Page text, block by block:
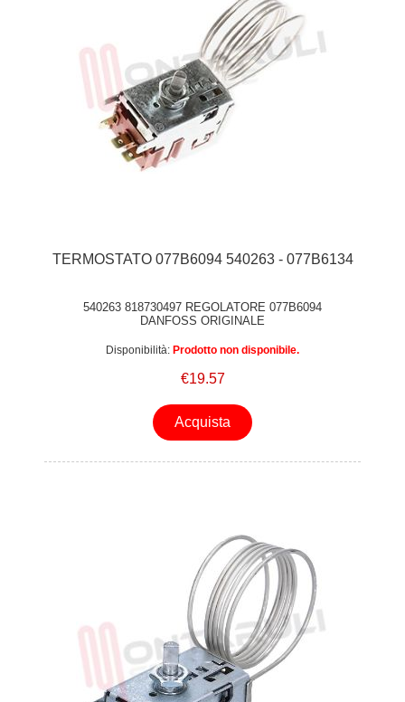
TERMOSTATO 077B6094 540263 - 077B6134
540263 818730497 REGOLATORE 077B6094
DANFOSS ORIGINALE
Disponibilità: Prodotto non disponibile.
€19.57
Acquista